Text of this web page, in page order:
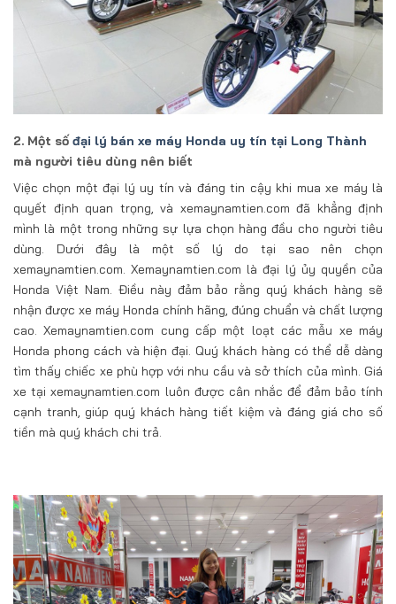
2. Một số đại lý bán xe máy Honda uy tín tại Long Thành
mà người tiêu dùng nên biết
Việc chọn một đại lý uy tín và đáng tin cậy khi mua xe máy là
quyết định quan trọng, và xemaynamtien.com đã khẳng định
mình là một trong những sự lựa chọn hàng đầu cho người tiêu
dùng. Dưới đây là một số lý do tại sao nên chọn
xemaynamtien.com. Xemaynamtien.com là đại lý ủy quyền của
Honda Việt Nam. Điều này đảm bảo rằng quý khách hàng sẽ
nhận được xe máy Honda chính hãng, đúng chuẩn và chất lượng
cao. Xemaynamtien.com cung cấp một loạt các mẫu xe máy
Honda phong cách và hiện đại. Quý khách hàng có thể dễ dàng
tìm thấy chiếc xe phù hợp với nhu cầu và sở thích của mình. Giá
xe tại xemaynamtien.com luôn được cân nhắc để đảm bảo tính
cạnh tranh, giúp quý khách hàng tiết kiệm và đáng giá cho số
tiền mà quý khách chi trả.